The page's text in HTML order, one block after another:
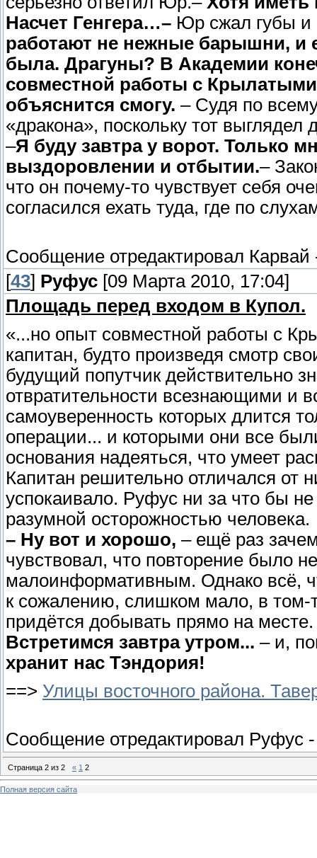
Насчет Генгера…– Юр сжал губы и
работают не нежные барышни, и
была. Драгуны? В Академии
совместной работы с
объяснится смогу. – Судя по
«дракона», поскольку тот выглядел
–Я буду завтра у ворот. Только
выздоровлении и отбытии.–
что он почему-то чувствует себя
согласился ехать туда, где по
Сообщение отредактировал Карвай
[43] Руфус [09 Марта 2010, 17:04]
Площадь перед входом в Купол.
«...но опыт совместной работы с
капитан, будто произведя смотр
будущий попутчик действительно
отвратительности всезнающими
самоуверенность которых длится
операции... и которыми они все
основания надеяться, что умеет
Капитан решительно отличался от
успокаивало. Руфус ни за что бы
разумной осторожностью человека.
– Ну вот и хорошо, – ещё раз
чувствовал, что повторение было
малоинформативным. Однако всё,
к сожалению, слишком мало, в
придётся добывать прямо на
Встретимся завтра утром... – и,
хранит нас Тэндория!
==> Улицы восточного района.
Сообщение отредактировал Руфус
Страница 2 из 2 « 1 2
Полная версия сайта